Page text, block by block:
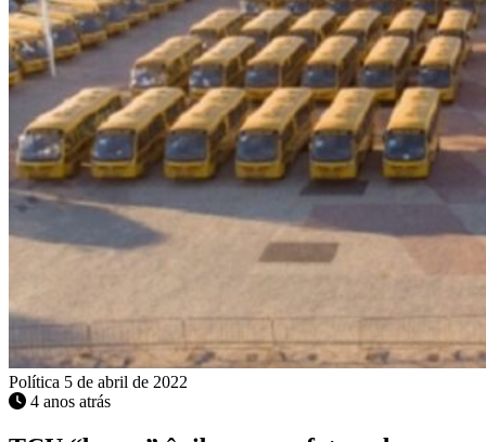
Política 5 de abril de 2022
4 anos atrás